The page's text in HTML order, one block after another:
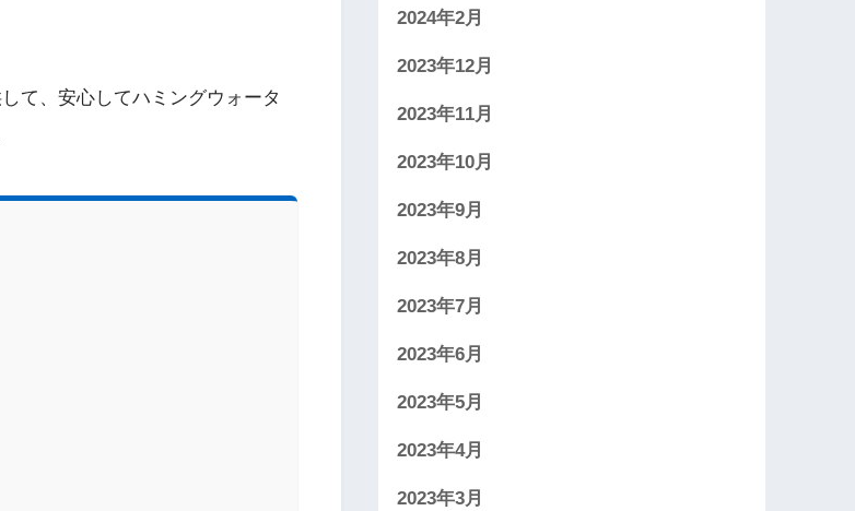
て、安心してハミングウォータ
2024年2月
2023年12月
2023年11月
2023年10月
2023年9月
2023年8月
2023年7月
2023年6月
2023年5月
2023年4月
2023年3月